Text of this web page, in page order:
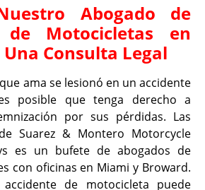
Abogado de
de Motocicletas en
Consulta Legal
ama se lesionó en un accidente
posible que tenga derecho a
por sus pérdidas. Las
Suarez & Montero Motorcycle
es un bufete de abogados de
con oficinas en Miami y Broward.
de motocicleta puede